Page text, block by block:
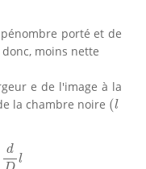
porté et de
moins nette
e de l'image à la
la chambre noire (l
(l
d
l